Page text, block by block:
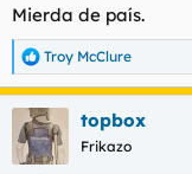
Mierda de país.
R
e
a
c
c
i
Troy McClure
topbox
Frikazo